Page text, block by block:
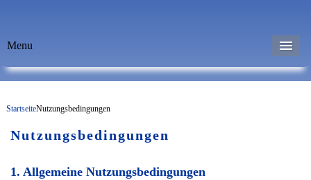
Menu
StartseiteNutzungsbedingungen
Nutzungsbedingungen
1. Allgemeine Nutzungsbedingungen